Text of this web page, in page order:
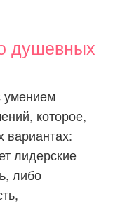
умением
которое,
вариантах:
лидерские
либо